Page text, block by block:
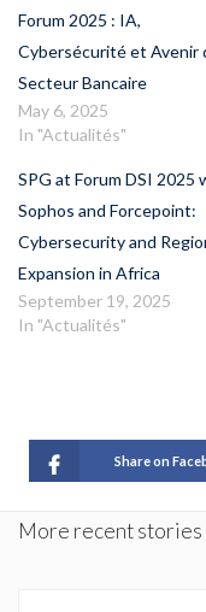
Forum 2025 : IA,
Cybersécurité et Avenir
Secteur Bancaire
May 6, 2025
In "Actualités"
SPG at Forum DSI 2025
Sophos and Forcepoint:
Cybersecurity and
Expansion in Africa
September 19, 2025
In "Actualités"
Share on
More recent stories